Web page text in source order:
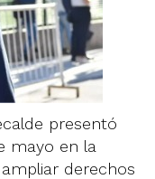
presentó
mayo en la
derechos